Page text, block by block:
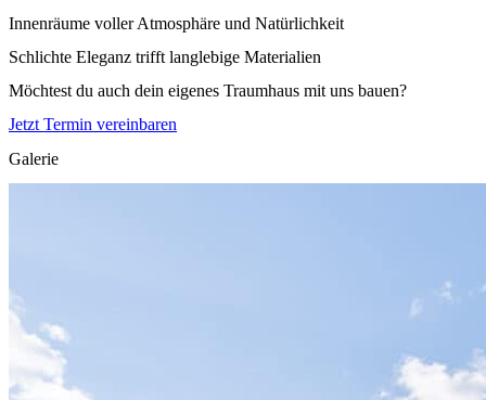
Innenräume voller Atmosphäre und Natürlichkeit
Schlichte Eleganz trifft langlebige Materialien
Möchtest du auch dein eigenes Traumhaus mit uns bauen?
Jetzt Termin vereinbaren
Galerie